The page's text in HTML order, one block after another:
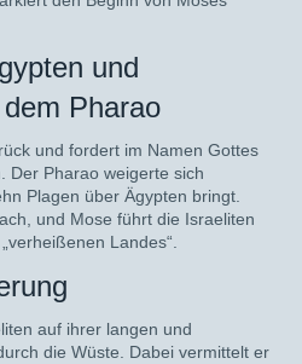
und
Pharao
und fordert im Namen Gottes
Der Pharao weigerte sich
Plagen über Ägypten bringt.
und Mose führt die Israeliten
Landes“.
auf ihrer langen und
die Wüste. Dabei vermittelt er